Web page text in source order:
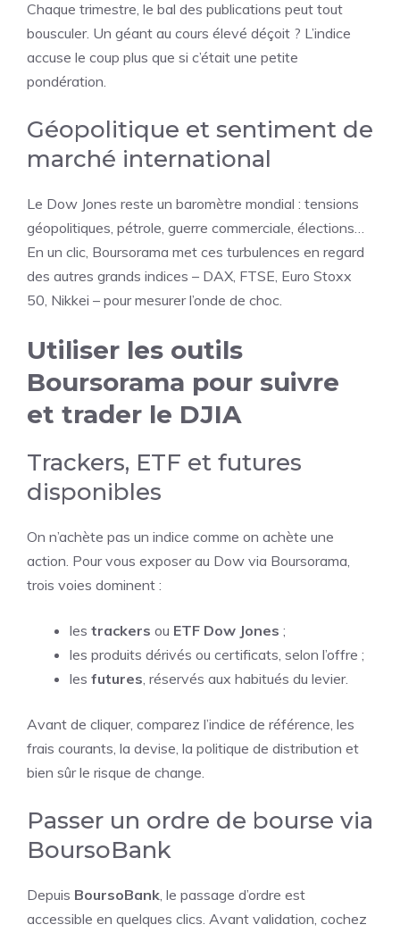
Chaque trimestre, le bal des publications peut tout
bousculer. Un géant au cours élevé déçoit ? L’indice
accuse le coup plus que si c’était une petite
pondération.
Géopolitique et sentiment de
marché international
Le Dow Jones reste un baromètre mondial : tensions
géopolitiques, pétrole, guerre commerciale, élections…
En un clic, Boursorama met ces turbulences en regard
des autres grands indices – DAX, FTSE, Euro Stoxx
50, Nikkei – pour mesurer l’onde de choc.
Utiliser les outils
Boursorama pour suivre
et trader le DJIA
Trackers, ETF et futures
disponibles
On n’achète pas un indice comme on achète une
action. Pour vous exposer au Dow via Boursorama,
trois voies dominent :
les trackers ou ETF Dow Jones ;
les produits dérivés ou certificats, selon l’offre ;
les futures, réservés aux habitués du levier.
Avant de cliquer, comparez l’indice de référence, les
frais courants, la devise, la politique de distribution et
bien sûr le risque de change.
Passer un ordre de bourse via
BoursoBank
Depuis BoursoBank, le passage d’ordre est
accessible en quelques clics. Avant validation, cochez